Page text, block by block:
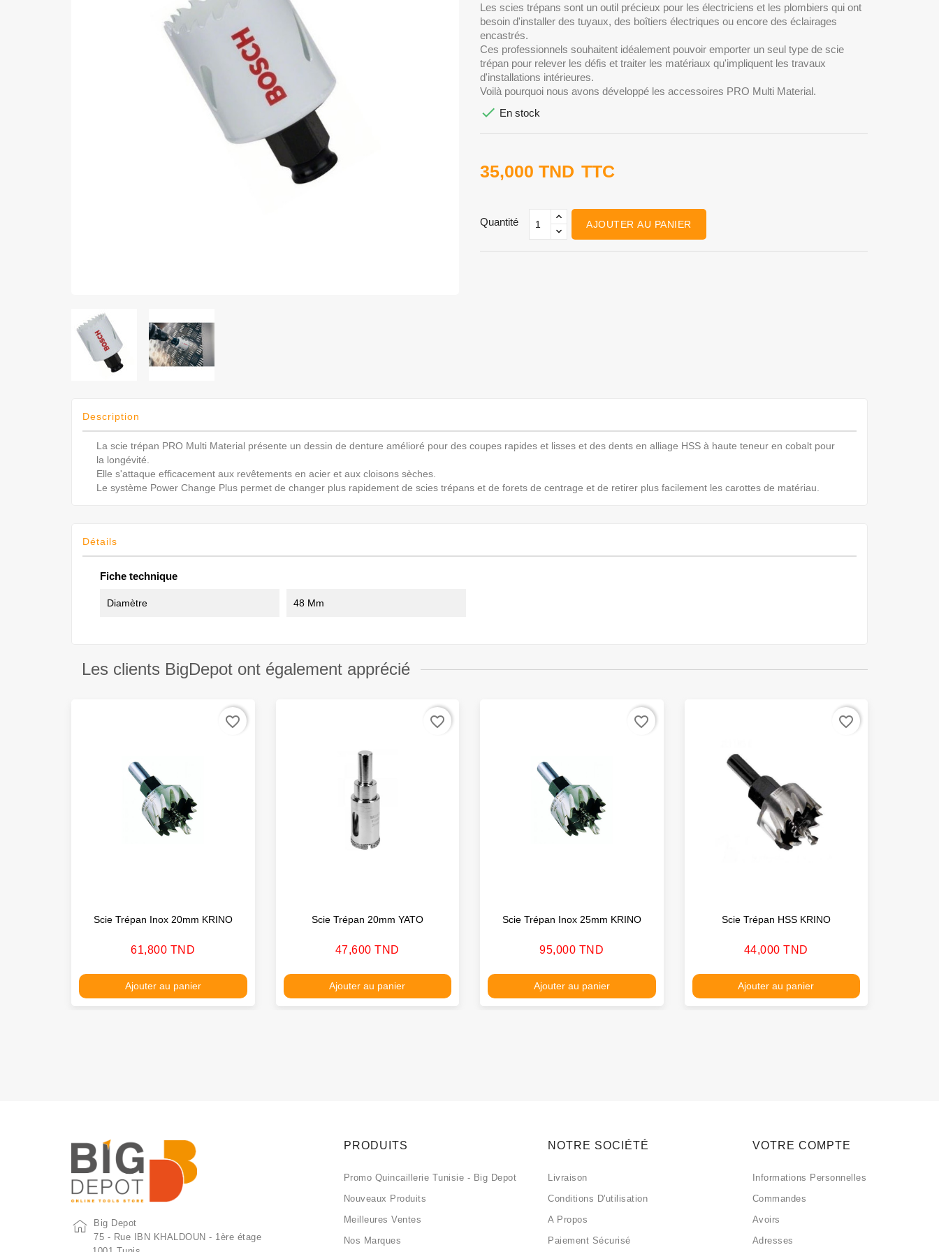
Les scies trépans sont un outil précieux pour les électriciens et les plombiers qui ont
besoin d'installer des tuyaux, des boîtiers électriques ou encore des éclairages
encastrés.
Ces professionnels souhaitent idéalement pouvoir emporter un seul type de scie
trépan pour relever les défis et traiter les matériaux qu'impliquent les travaux
d'installations intérieures.
Voilà pourquoi nous avons développé les accessoires PRO Multi Material.
 En stock
35,000 TND TTC
Quantité AJOUTER AU PANIER
Description
La scie trépan PRO Multi Material présente un dessin de denture amélioré pour des coupes rapides et lisses et des dents en alliage HSS à haute teneur en cobalt pour
la longévité.
Elle s'attaque efficacement aux revêtements en acier et aux cloisons sèches.
Le système Power Change Plus permet de changer plus rapidement de scies trépans et de forets de centrage et de retirer plus facilement les carottes de matériau.
Détails
Fiche technique
Diamètre 48 Mm
Les clients BigDepot ont également apprécié
Scie Trépan Inox 20mm KRINO
Prix
61,800 TND
Ajouter au panier
favorite_border
Scie Trépan 20mm YATO
Prix
47,600 TND
Ajouter au panier
favorite_border
Scie Trépan Inox 25mm KRINO
Prix
95,000 TND
Ajouter au panier
favorite_border
Scie Trépan HSS KRINO
Prix
44,000 TND
Ajouter au panier
favorite_border
Big Depot
75 - Rue IBN KHALDOUN - 1ère étage
PRODUITS
Promo Quincaillerie Tunisie - Big Depot
Nouveaux Produits
Meilleures Ventes
Nos Marques
NOTRE SOCIÉTÉ
Livraison
Conditions D'utilisation
A Propos
Paiement Sécurisé
VOTRE COMPTE
Informations Personnelles
Commandes
Avoirs
Adresses